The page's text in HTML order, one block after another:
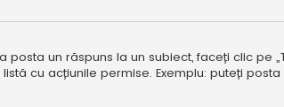
un răspuns la un subiect, faceți clic pe
cu acțiunile permise. Exemplu: puteți